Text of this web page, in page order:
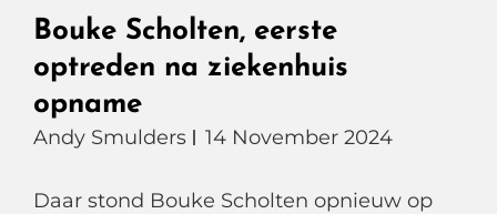
Bouke Scholten, eerste
optreden na ziekenhuis
opname
Andy Smulders 14 November 2024
Daar stond Bouke Scholten opnieuw op